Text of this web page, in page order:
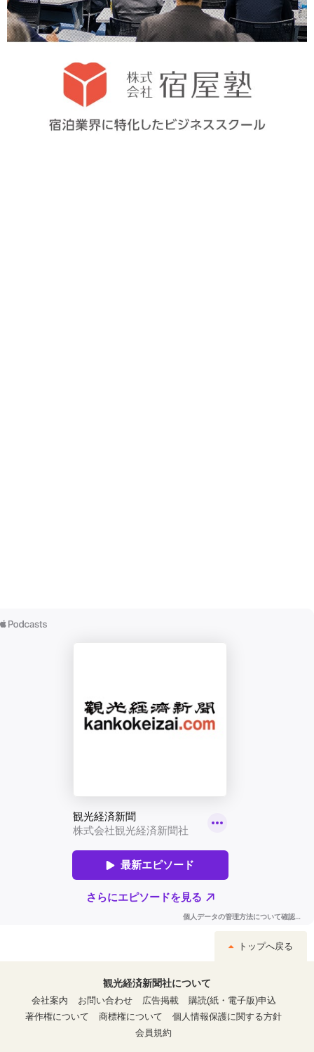
トップへ戻る
観光経済新聞社について
会社案内
お問い合わせ 広告掲載
購読(紙・電子版)申込
著作権について
商標権について
個人情報保護に関する方針
会員規約